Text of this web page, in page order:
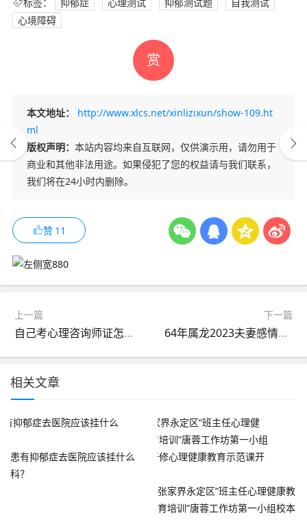
心境障碍
赏
本文地址：
http://www.xlcs.net/xinlizixun/show-109.ht
ml
版权声明： 本站内容均来自互联网，仅供演示用，请勿用于
商业和其他非法用途。如果侵犯了您的权益请与我们联系，
我们将在24小时内删除。
赞 11
上一篇
自己考心理咨询师证怎么报名 详细流程及步骤
下一篇
64年属龙2023夫妻感情走势，婚姻运势
相关文章
患有抑郁症去医院应该挂什么
科？
张家界永定区“班主任心理健康教
育培训”唐蓉工作坊第一小组校本